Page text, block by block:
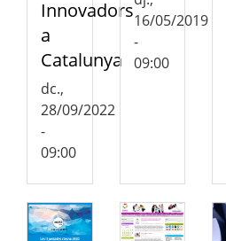
Innovadors
a
Catalunya
dc.,
28/09/2022
-
09:00
16/05/2019
-
09:00